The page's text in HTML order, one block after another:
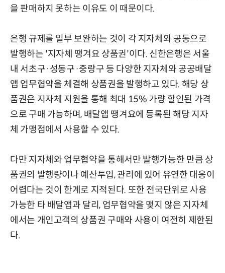
을 판매하지 못하는 이유도 이 때문이다.
은행 규제를 일부 보완하는 것이 각 지자체와 공동으로
발행하는 '지자체 땡겨요 상품권'이다. 신한은행은 서울
내 서초구·성동구·중랑구 등 다양한 지자체와 공공배달
앱 업무협약을 체결해 상품권을 발행하고 있다. 해당 상
품권은 지자체 지원을 통해 최대 15% 가량 할인된 가격
으로 구매 가능하며, 배달앱 땡겨요에 등록된 해당 지자
체 가맹점에서 사용할 수 있다.
다만 지자체와 업무협약을 통해서만 발행가능한 만큼 상
품권의 발행량이나 예산투입, 관리에 있어 유연한 대응이
어렵다는 것이 한계로 지적된다. 또한 전국단위로 사용
가능한 타 배달앱과 달리, 업무협약을 맺지 않은 지자체
에서는 개인고객의 상품권 구매와 사용이 여전히 제한된
다.